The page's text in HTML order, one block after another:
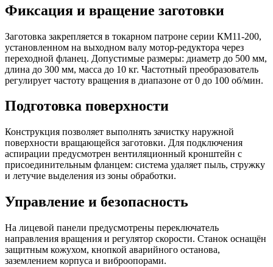
Фиксация и вращение заготовки
Заготовка закрепляется в токарном патроне серии КМ11-200,
установленном на выходном валу мотор-редуктора через
переходной фланец. Допустимые размеры: диаметр до 500 мм,
длина до 300 мм, масса до 10 кг. Частотный преобразователь
регулирует частоту вращения в диапазоне от 0 до 100 об/мин.
Подготовка поверхности
Конструкция позволяет выполнять зачистку наружной
поверхности вращающейся заготовки. Для подключения
аспирации предусмотрен вентиляционный кронштейн с
присоединительным фланцем: система удаляет пыль, стружку
и летучие выделения из зоны обработки.
Управление и безопасность
На лицевой панели предусмотрены переключатель
направления вращения и регулятор скорости. Станок оснащён
защитным кожухом, кнопкой аварийного останова,
заземлением корпуса и виброопорами.